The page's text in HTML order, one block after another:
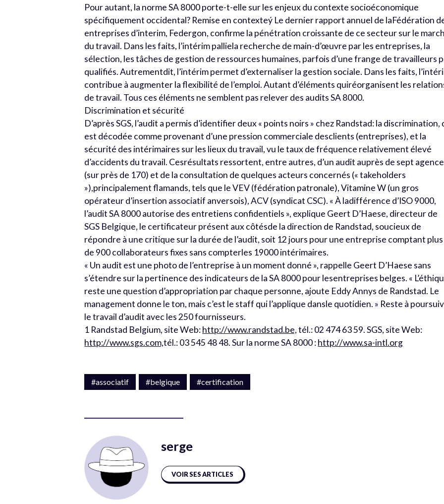
Pour autant, la norme SA 8000 porte-t-elle sur les enjeux du contexte socioéconomique
spécifiquement occidental? Remise en contexteý Le dernier rapport annuel de laFédération
entreprises d’interim, Federgon, confirme la pénétration croissante de ce secteur sur le
du travail. Dans les faits, l’intérim palliela recherche de main-d’œuvre par les entreprises, la
sélection, les tâches de gestion de ressources humaines, parfois d’une frange de travailleurs
qualifiés. Autrementdit, l’intérim permet d’externaliser la gestion sociale. Dans les faits,
contribue à augmenter la flexibilité de l’emploi. Autant d’éléments quiréorganisent les
de travail. Tous ces éléments ne semblent pas relever des audits SA 8000.
Discrimination et sécurité
D’après SGS, l’audit a permis d’identifier deux « points noirs » chez Randstad: la discrimination,
est décodée comme provenant d’une pression commerciale desclients (entreprises), et la
sécurité des intérimaires sur les lieux du travail, vu le taux de fréquence relativement élevé
d’accidents du travail. Cesrésultats ressortent, entre autres, d’un audit auprès de sept
(sur près de 170) et de la consultation de quelques acteurs concernés (« takeholders
»),principalement flamands, tels que le VEV (fédération patronale), Vitamine W (un gros
opérateur d’insertion associatif anversois), ACV (syndicat CSC). « À ladifférence d’ISO 9000,
l’audit SA 8000 autorise des entretiens confidentiels », explique Geert D’Haese, directeur de
SGS Belgique, le certificateur présent aux côtésde la direction de Randstad, soucieux de
répondre à une critique sur la durée de l’audit, soit 12 jours pour une entreprise comptant plus
de 900 collaborateurs fixes sans compterles 19000 intérimaires.
« Un audit est une photo de l’entreprise à un moment donné », rappelle Geert D’Haese sans
s’étendre sur la pertinence des indicateurs de la SA 8000 pour lesentreprises belges. «
reste une question d’appropriation par chaque personne, ajoute Eddy Annys de Randstad. Le
management donne le ton, mais c’est le staff qui l’applique dansle quotidien. » Reste à
le travail d’audit avec les 250 fournisseurs.
1 Randstad Belgium, site Web:http://www.randstad.be,tél.: 02 474 63 59. SGS, site Web:
http://www.sgs.com,tél.: 03 545 48 48. Sur la norme SA 8000 :http://www.sa-intl.org
#associatif #belgique #certification
serge
VOIR SES ARTICLES